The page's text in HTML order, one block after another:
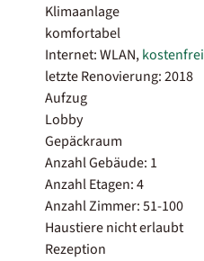
Klimaanlage
komfortabel
Internet: WLAN,kostenfrei
letzte Renovierung: 2018
Aufzug
Lobby
Gepäckraum
Anzahl Gebäude: 1
Anzahl Etagen: 4
Anzahl Zimmer: 51-100
Haustiere nicht erlaubt
Rezeption